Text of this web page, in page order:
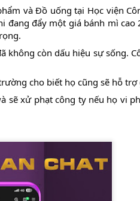
và Đồ uống tại Học viện
đẩy một giá bánh mì cao
không còn dấu hiệu sự sống.
cho biết họ cũng sẽ hỗ trợ
sẽ xử phạt công ty nếu họ vi
thứ Ba băng qua đường trung
61 máy bay quân sự và 30 tàu
dụng chiến thuật vùng xám
Loan.